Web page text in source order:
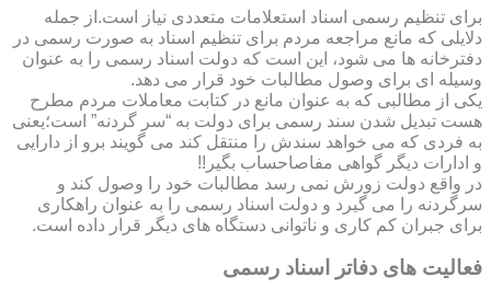
برای تنظیم رسمی اسناد استعلامات متعددی نیاز است.از جمله
دلایلی که مانع مراجعه مردم برای تنظیم اسناد به صورت رسمی در
دفترخانه ها می شود، این است که دولت اسناد رسمی را به عنوان
وسیله ای برای وصول مطالبات خود قرار می دهد.
یکی از مطالبی که به عنوان مانع در کتابت معاملات مردم مطرح
هست تبدیل شدن سند رسمی برای دولت به “سر گردنه” است؛یعنی
به فردی که می خواهد سندش را منتقل کند می گویند برو از دارایی
و ادارات دیگر گواهی مفاصاحساب بگیر!!
در واقع دولت زورش نمی رسد مطالبات خود را وصول کند و
سرگردنه را می گیرد و دولت اسناد رسمی را به عنوان راهکاری
برای جبران کم کاری و ناتوانی دستگاه های دیگر قرار داده است.
فعالیت های دفاتر اسناد رسمی